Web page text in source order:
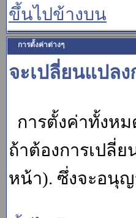
ขึ้นไปข้างบน
การตั้งค่าต่างๆ
จะเปลี่ยนแปลง
การตั้งค่าทั้งห
ถ้าต้องการเปลี่
หน้า). ซึ่งจะอนุ